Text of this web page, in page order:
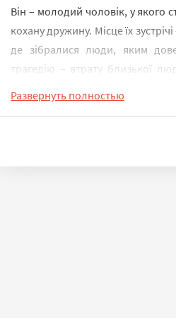
Він – молодий чоловік, у якого
кохану дружину. Місце їх
де зібралися люди, яким
трагедію – втрату близької
цим вони зрадять своє кохання і
Развернуть полностью